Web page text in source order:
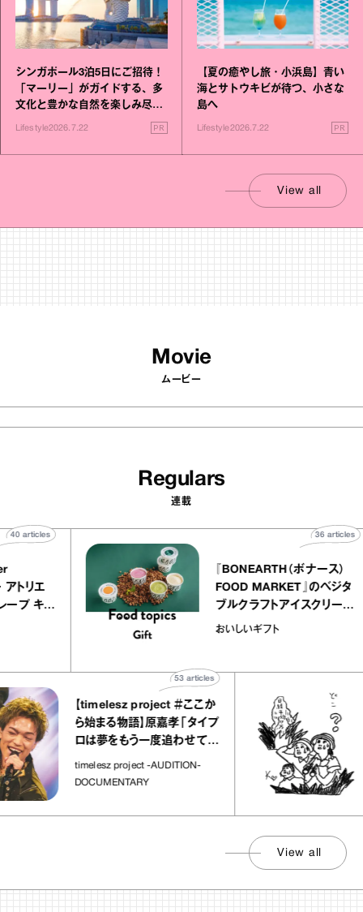
シンガポール3泊5日にご招待！
「マーリー」がガイドする、多
文化と豊かな自然を楽しみ尽く
Lifestyle2026.7.22 PR
【夏の癒やし旅・小浜島】青い
海とサトウキビが待つ、小さな
島へ
Lifestyle2026.7.22 PR
View all
Movie
ムービー
Regulars
連載
atelier
リー アトリエ
ルクレープ キャ
40 articles
『BONEARTH（ボナー
FOOD MARKET』の
ブルクラフトアイスク
｜真野知子の「おいし
おいしいギフト
36
【timelesz project ＃ここか
ら始まる物語】原嘉孝「タイプ
ロは夢をもう一度追わせてく
れた場所」
timelesz project -AUDITION-
DOCUMENTARY
articles
View all